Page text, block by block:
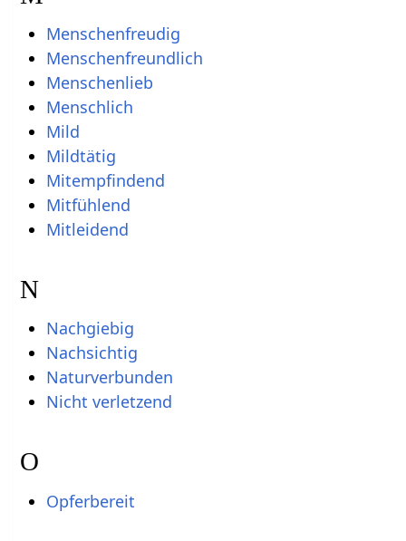
Menschenfreudig
Menschenfreundlich
Menschenlieb
Menschlich
Mild
Mildtätig
Mitempfindend
Mitfühlend
Mitleidend
N
Nachgiebig
Nachsichtig
Naturverbunden
Nicht verletzend
O
Opferbereit